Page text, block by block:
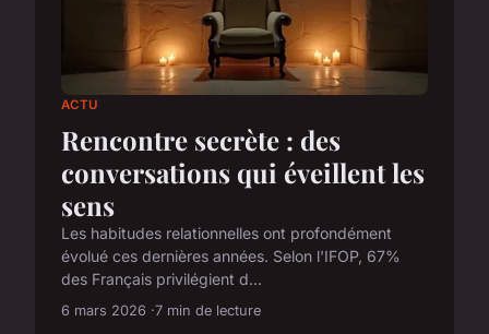
ACTU
Rencontre secrète : des
conversations qui éveillent les
sens
Les habitudes relationnelles ont profondément
évolué ces dernières années. Selon l'IFOP, 67%
des Français privilégient d...
6 mars 2026 7 min de lecture